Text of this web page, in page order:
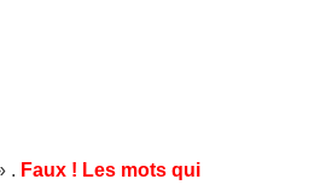
. Faux ! Les mots qui